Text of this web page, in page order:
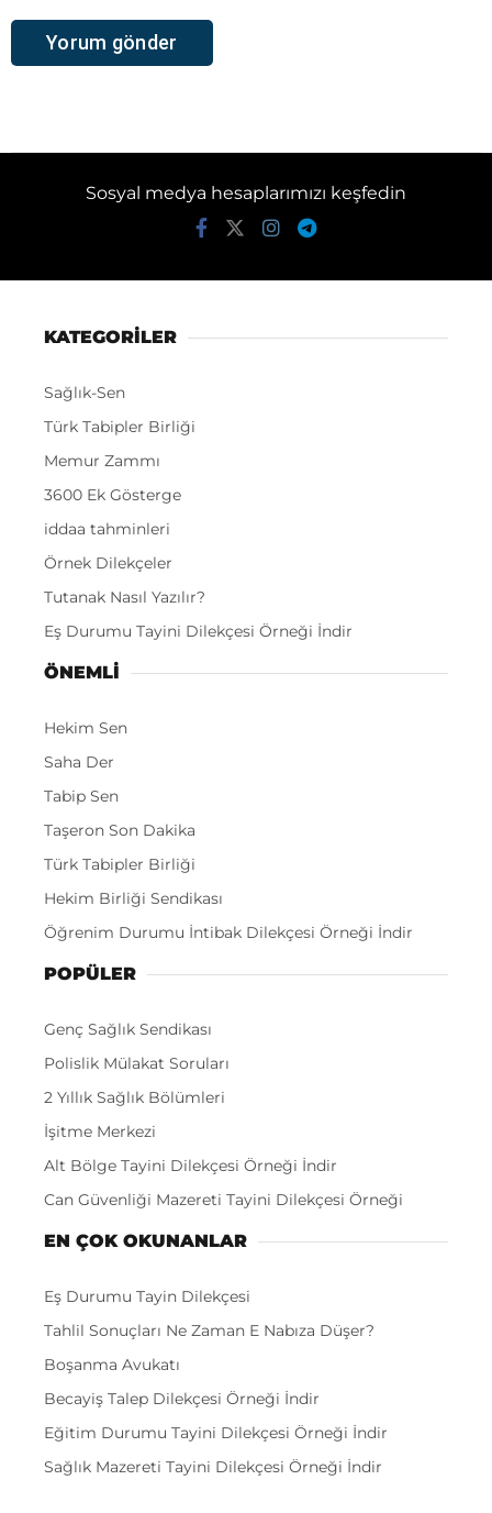
Sosyal medya hesaplarımızı keşfedin
KATEGORİLER
Sağlık-Sen
Türk Tabipler Birliği
Memur Zammı
3600 Ek Gösterge
iddaa tahminleri
Örnek Dilekçeler
Tutanak Nasıl Yazılır?
Eş Durumu Tayini Dilekçesi Örneği İndir
ÖNEMLI
Hekim Sen
Saha Der
Tabip Sen
Taşeron Son Dakika
Türk Tabipler Birliği
Hekim Birliği Sendikası
Öğrenim Durumu İntibak Dilekçesi Örneği İndir
POPÜLER
Genç Sağlık Sendikası
Polislik Mülakat Soruları
2 Yıllık Sağlık Bölümleri
İşitme Merkezi
Alt Bölge Tayini Dilekçesi Örneği İndir
Can Güvenliği Mazereti Tayini Dilekçesi Örneği
EN ÇOK OKUNANLAR
Eş Durumu Tayin Dilekçesi
Tahlil Sonuçları Ne Zaman E Nabıza Düşer?
Boşanma Avukatı
Becayiş Talep Dilekçesi Örneği İndir
Eğitim Durumu Tayini Dilekçesi Örneği İndir
Sağlık Mazereti Tayini Dilekçesi Örneği İndir